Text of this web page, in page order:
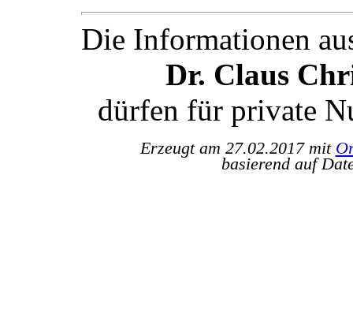
Die Informationen
Dr. Claus
dürfen für private
Erzeugt am 27.02.2017 mit
basierend auf